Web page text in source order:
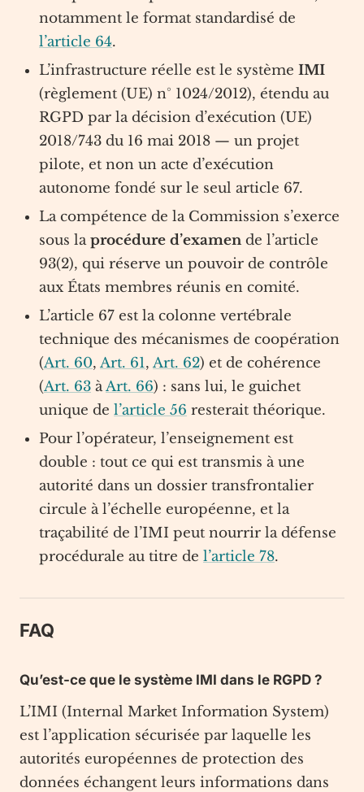
notamment le format standardisé de
l’article 64.
L’infrastructure réelle est le système IMI
(règlement (UE) n° 1024/2012), étendu au
RGPD par la décision d’exécution (UE)
2018/743 du 16 mai 2018 — un projet
pilote, et non un acte d’exécution
autonome fondé sur le seul article 67.
La compétence de la Commission s’exerce
sous laprocédure d’examen de l’article
93(2), qui réserve un pouvoir de contrôle
aux États membres réunis en comité.
L’article 67 est la colonne vertébrale
technique des mécanismes de coopération
(Art. 60, Art. 61, Art. 62) et de cohérence
(Art. 63 àArt. 66) : sans lui, le guichet
unique de l’article 56 resterait théorique.
Pour l’opérateur, l’enseignement est
double : tout ce qui est transmis à une
autorité dans un dossier transfrontalier
circule à l’échelle européenne, et la
traçabilité de l’IMI peut nourrir la défense
procédurale au titre de l’article 78.
FAQ
Qu’est-ce que le système IMI dans le RGPD ?
L’IMI (Internal Market Information System)
est l’application sécurisée par laquelle les
autorités européennes de protection des
données échangent leurs informations dans